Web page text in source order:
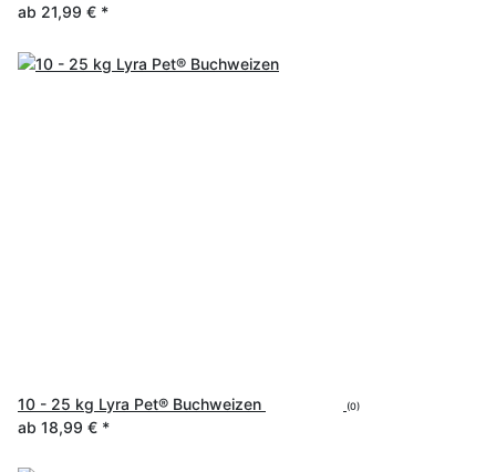
ab 21,99 € *
10 - 25 kg Lyra Pet® Buchweizen (0)
ab 18,99 € *